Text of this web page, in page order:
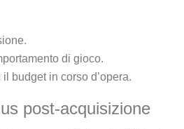
di gioco.
budget in corso d’opera.
post‑acquisizione